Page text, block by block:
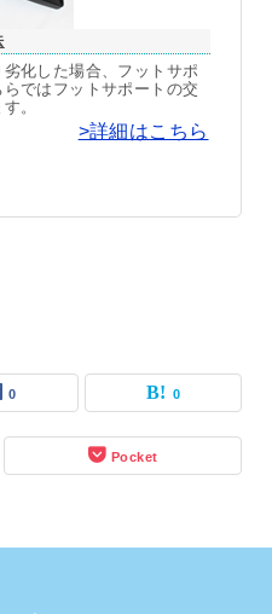
化した場合、フットサポ
ではフットサポートの交
。
>詳細はこちら
0 0
Pocket